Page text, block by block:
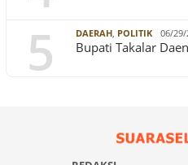
5 DAERAH, POLITIK 06/29/
Bupati Takalar